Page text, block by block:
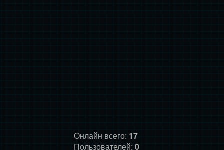
Онлайн всего: 17
Пользователей: 0